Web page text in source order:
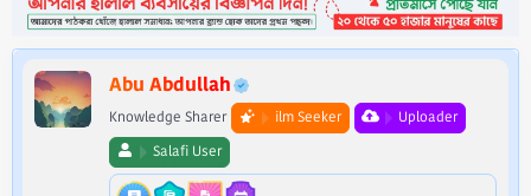
s
r
t
e
a
Abu Abdullah
Knowledge Sharer ilm Seeker
Uploader
Salafi User